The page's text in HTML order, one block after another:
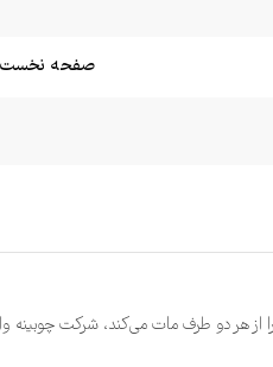
صفحه نخست
دو طرف مات می‌کند، شرکت چوبینه